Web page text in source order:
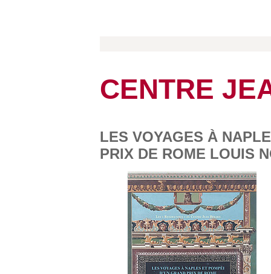
CENTRE
LES VOYAGES À
PRIX DE ROME LOUIS